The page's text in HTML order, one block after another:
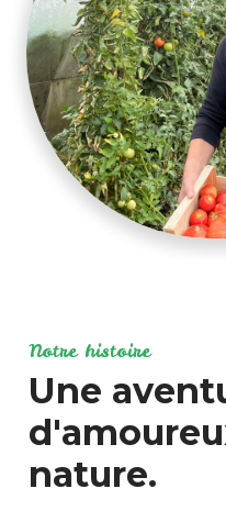
Notre histoire
Une
nature.